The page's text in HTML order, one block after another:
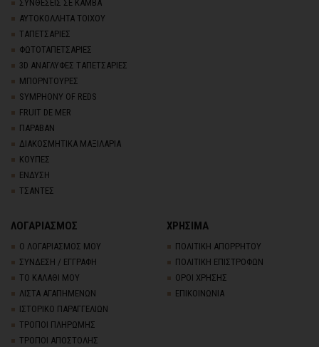
ΣΥΝΘΕΣΕΙΣ ΣΕ ΚΑΜΒΑ
ΑΥΤΟΚΟΛΛΗΤΑ ΤΟΙΧΟΥ
TΑΠΕΤΣΑΡΙΕΣ
ΦΩΤΟΤΑΠΕΤΣΑΡΙΕΣ
3D AΝΑΓΛΥΦΕΣ TΑΠΕΤΣΑΡΙΕΣ
ΜΠΟΡΝΤΟΥΡΕΣ
SYMPHONY OF REDS
FRUIT DE MER
ΠΑΡΑΒΑΝ
ΔΙΑΚΟΣΜΗΤΙΚΑ ΜΑΞΙΛΑΡΙΑ
ΚΟΥΠΕΣ
ΕΝΔΥΣΗ
ΤΣΑΝΤΕΣ
ΛΟΓΑΡΙΑΣΜΟΣ
Ο ΛΟΓΑΡΙΑΣΜΟΣ ΜΟΥ
ΣΥΝΔΕΣΗ / ΕΓΓΡΑΦΗ
ΤΟ ΚΑΛΑΘΙ ΜΟΥ
ΛΙΣΤΑ ΑΓΑΠΗΜΕΝΩΝ
ΙΣΤΟΡΙΚΟ ΠΑΡΑΓΓΕΛΙΩΝ
ΤΡΟΠΟΙ ΠΛΗΡΩΜΗΣ
ΤΡΟΠΟΙ ΑΠΟΣΤΟΛΗΣ
ΧΡΗΣΙΜΑ
ΠΟΛΙΤΙΚΗ ΑΠΟΡΡΗΤΟΥ
ΠΟΛΙΤΙΚΗ ΕΠΙΣΤΡΟΦΩΝ
ΟΡΟΙ ΧΡΗΣΗΣ
ΕΠΙΚΟΙΝΩΝΙΑ